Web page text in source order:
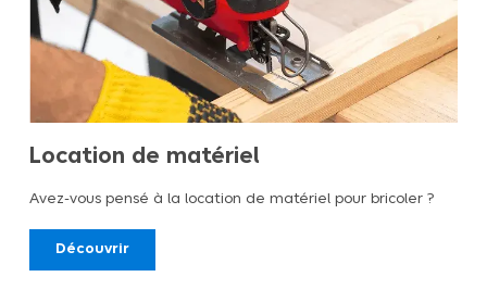
Location de matériel
Avez-vous pensé à la location de matériel pour bricoler ?
Découvrir